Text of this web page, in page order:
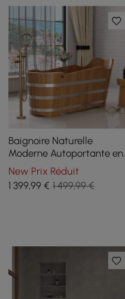
Baignoire Naturelle
Moderne Autoportante en
Bois de Chêne Japonais de
1510mm
New Prix Réduit
1 399,99 € 1 499,99 €